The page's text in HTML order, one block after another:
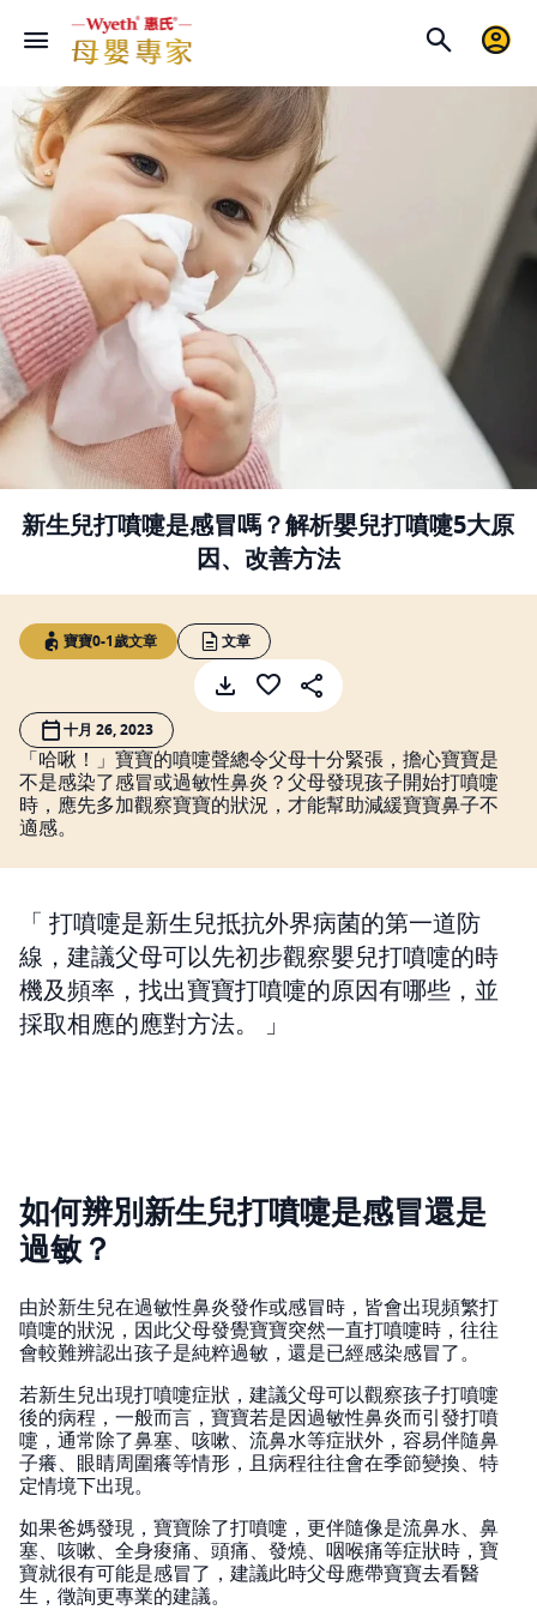
新生兒打噴嚏是感冒嗎？解析嬰兒打噴嚏5大原
因、改善方法
寶寶0-1歲文章 文章
十月 26, 2023
「哈啾！」寶寶的噴嚏聲總令父母十分緊張，擔心寶寶是
不是感染了感冒或過敏性鼻炎？父母發現孩子開始打噴嚏
時，應先多加觀察寶寶的狀況，才能幫助減緩寶寶鼻子不
適感。
打噴嚏是新生兒抵抗外界病菌的第一道防
線，建議父母可以先初步觀察嬰兒打噴嚏的時
機及頻率，找出寶寶打噴嚏的原因有哪些，並
採取相應的應對方法。
如何辨別新生兒打噴嚏是感冒還是
過敏？
由於新生兒在過敏性鼻炎發作或感冒時，皆會出現頻繁打
噴嚏的狀況，因此父母發覺寶寶突然一直打噴嚏時，往往
會較難辨認出孩子是純粹過敏，還是已經感染感冒了。
若新生兒出現打噴嚏症狀，建議父母可以觀察孩子打噴嚏
後的病程，一般而言，寶寶若是因過敏性鼻炎而引發打噴
嚏，通常除了鼻塞、咳嗽、流鼻水等症狀外，容易伴隨鼻
子癢、眼睛周圍癢等情形，且病程往往會在季節變換、特
定情境下出現。
如果爸媽發現，寶寶除了打噴嚏，更伴隨像是流鼻水、鼻
塞、咳嗽、全身痠痛、頭痛、發燒、咽喉痛等症狀時，寶
寶就很有可能是感冒了，建議此時父母應帶寶寶去看醫
生，徵詢更專業的建議。